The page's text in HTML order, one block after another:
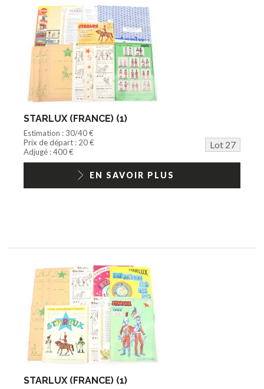
STARLUX (FRANCE) (1)
Estimation : 30/40 €
Prix de départ : 20 €
Lot 27
Adjugé : 400 €
EN SAVOIR PLUS
STARLUX (FRANCE) (1)